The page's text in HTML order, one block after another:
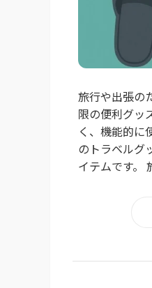
旅行や出張の
限の便利グッ
く、機能的に
のトラベルグ
イテムです。